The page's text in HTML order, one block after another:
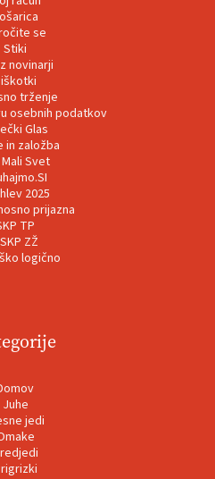
se
Stiki
novinarji
trženje
osebnih podatkov
Glas
in založba
Svet
2025
prijazna
TP
ZŽ
logično
Juhe
jedi